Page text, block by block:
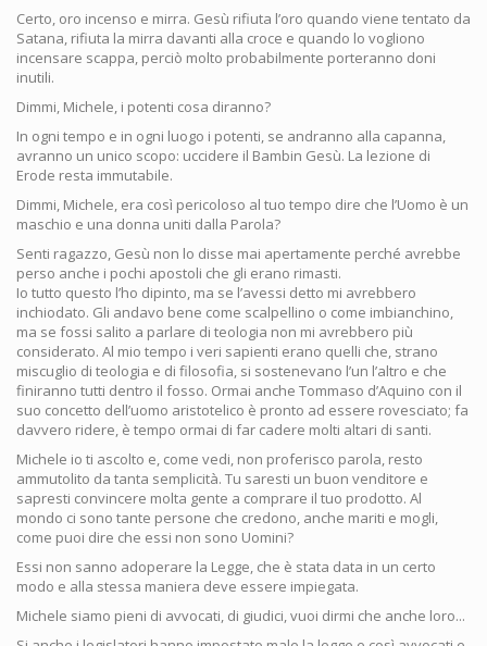
Certo, oro incenso e mirra. Gesù rifiuta l’oro quando viene tentato da
Satana, rifiuta la mirra davanti alla croce e quando lo vogliono
incensare scappa, perciò molto probabilmente porteranno doni
inutili.
Dimmi, Michele, i potenti cosa diranno?
In ogni tempo e in ogni luogo i potenti, se andranno alla capanna,
avranno un unico scopo: uccidere il Bambin Gesù. La lezione di
Erode resta immutabile.
Dimmi, Michele, era così pericoloso al tuo tempo dire che l’Uomo è un
maschio e una donna uniti dalla Parola?
Senti ragazzo, Gesù non lo disse mai apertamente perché avrebbe
perso anche i pochi apostoli che gli erano rimasti.
Io tutto questo l’ho dipinto, ma se l’avessi detto mi avrebbero
inchiodato. Gli andavo bene come scalpellino o come imbianchino,
ma se fossi salito a parlare di teologia non mi avrebbero più
considerato. Al mio tempo i veri sapienti erano quelli che, strano
miscuglio di teologia e di filosofia, si sostenevano l’un l’altro e che
finiranno tutti dentro il fosso. Ormai anche Tommaso d’Aquino con il
suo concetto dell’uomo aristotelico è pronto ad essere rovesciato; fa
davvero ridere, è tempo ormai di far cadere molti altari di santi.
Michele io ti ascolto e, come vedi, non proferisco parola, resto
ammutolito da tanta semplicità. Tu saresti un buon venditore e
sapresti convincere molta gente a comprare il tuo prodotto. Al
mondo ci sono tante persone che credono, anche mariti e mogli,
come puoi dire che essi non sono Uomini?
Essi non sanno adoperare la Legge, che è stata data in un certo
modo e alla stessa maniera deve essere impiegata.
Michele siamo pieni di avvocati, di giudici, vuoi dirmi che anche loro...